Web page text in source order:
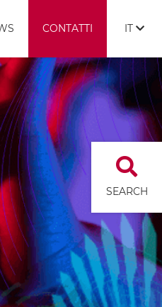
CONTATTI IT
SEARCH